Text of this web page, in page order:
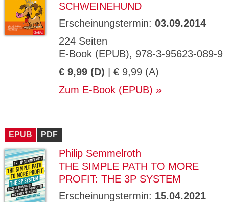
SCHWEINEHUND
Erscheinungstermin: 03.09.2014
224 Seiten
E-Book (EPUB), 978-3-95623-089-9
€ 9,99 (D) | € 9,99 (A)
Zum E-Book (EPUB)
EPUB PDF
Philip Semmelroth
THE SIMPLE PATH TO MORE
PROFIT: THE 3P SYSTEM
Erscheinungstermin: 15.04.2021